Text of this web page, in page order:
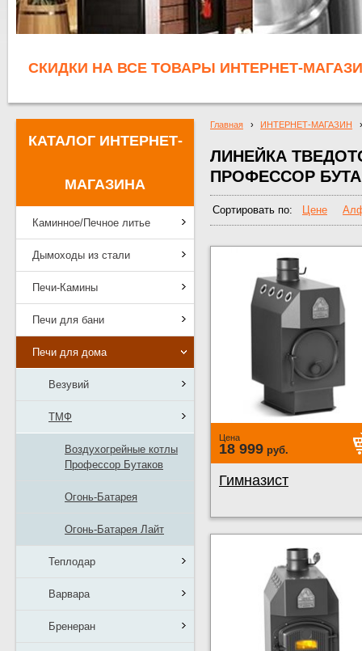
СКИДКИ НА ВСЕ ТОВАРЫ ИНТЕРНЕТ-
КАТАЛОГ ИНТЕРНЕТ-
МАГАЗИНА
Каминное/Печное литье
Дымоходы из стали
Печи-Камины
Печи для бани
Печи для дома
Везувий
ТМФ
Воздухогрейные котлы
Профессор Бутаков
Огонь-Батарея
Огонь-Батарея Лайт
Теплодар
Варвара
Бренеран
Главная › ИНТЕРНЕТ-МАГАЗИН ›
ЛИНЕЙКА
ПРОФЕССОР
Сортировать по: Цене
Цена
18 999 руб.
Гимназист